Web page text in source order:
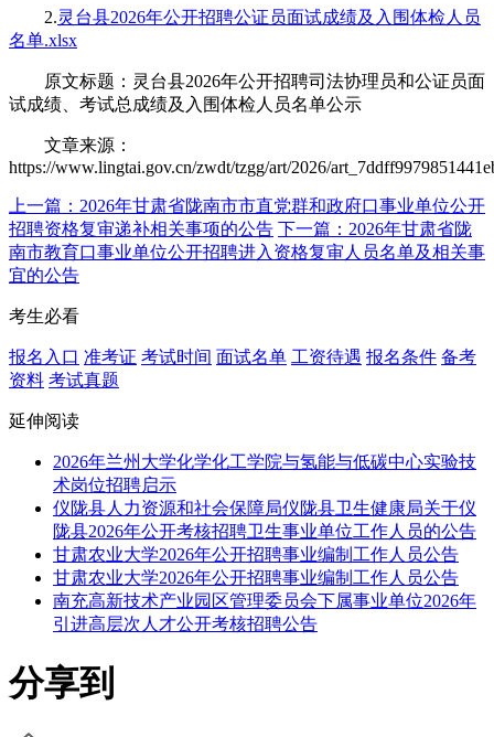
2.灵台县2026年公开招聘公证员面试成绩及入围体检人员
名单.xlsx
原文标题：灵台县2026年公开招聘司法协理员和公证员面
试成绩、考试总成绩及入围体检人员名单公示
文章来源：
https://www.lingtai.gov.cn/zwdt/tzgg/art/2026/
上一篇：2026年甘肃省陇南市市直党群和政府口事业单位公开
招聘资格复审递补相关事项的公告 下一篇：2026年甘肃省陇
南市教育口事业单位公开招聘进入资格复审人员名单及相关事
宜的公告
考生必看
报名入口 准考证 考试时间 面试名单 工资待遇 报名条件 备考
资料 考试真题
延伸阅读
2026年兰州大学化学化工学院与氢能与低碳中心实验技
术岗位招聘启示
仪陇县人力资源和社会保障局仪陇县卫生健康局关于仪
陇县2026年公开考核招聘卫生事业单位工作人员的公告
甘肃农业大学2026年公开招聘事业编制工作人员公告
甘肃农业大学2026年公开招聘事业编制工作人员公告
南充高新技术产业园区管理委员会下属事业单位2026年
引进高层次人才公开考核招聘公告
分享到